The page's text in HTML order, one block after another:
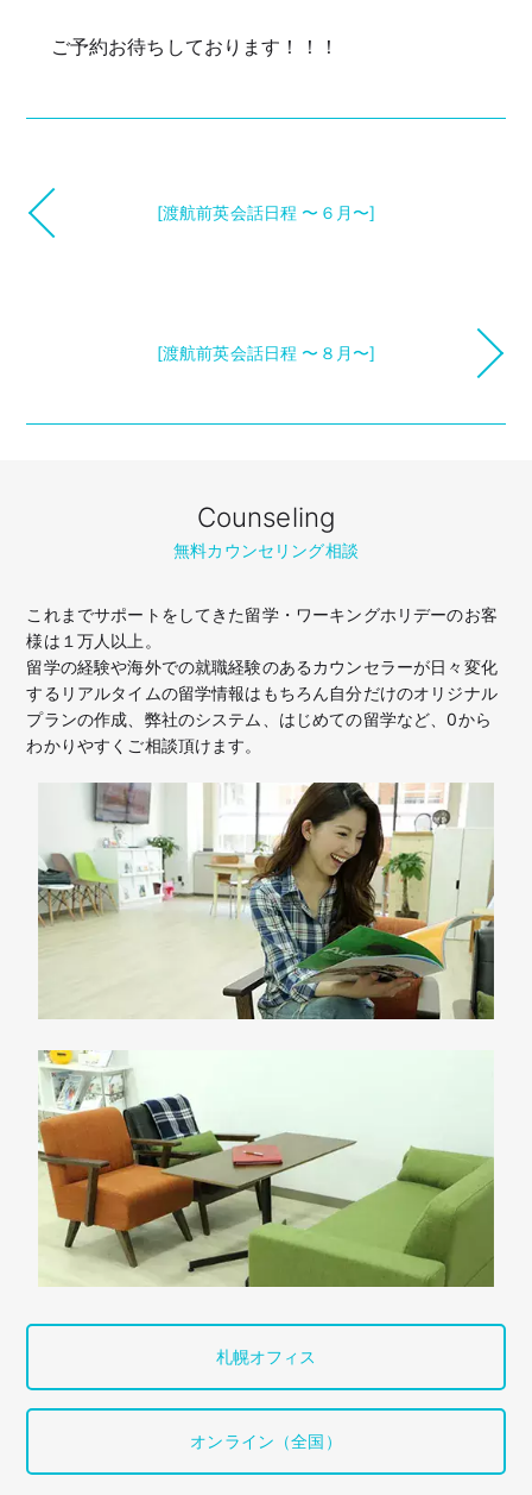
ご予約お待ちしております！！！
[渡航前英会話日程 〜６月〜]
[渡航前英会話日程 〜８月〜]
Counseling
無料カウンセリング相談
これまでサポートをしてきた留学・ワーキングホリデーのお客
様は１万人以上。
留学の経験や海外での就職経験のあるカウンセラーが日々変化
するリアルタイムの留学情報はもちろん自分だけのオリジナル
プランの作成、弊社のシステム、はじめての留学など、0から
わかりやすくご相談頂けます。
札幌オフィス
オンライン（全国）